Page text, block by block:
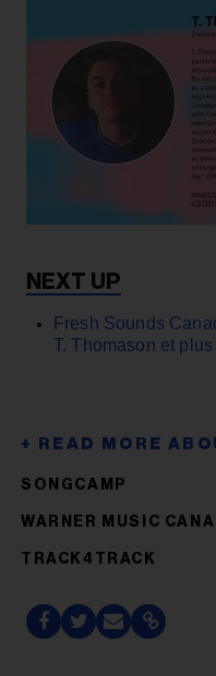
Fresh Sounds
T. Thomason et plus
SONGCAMP
WARNER MUSIC
TRACK4TRACK